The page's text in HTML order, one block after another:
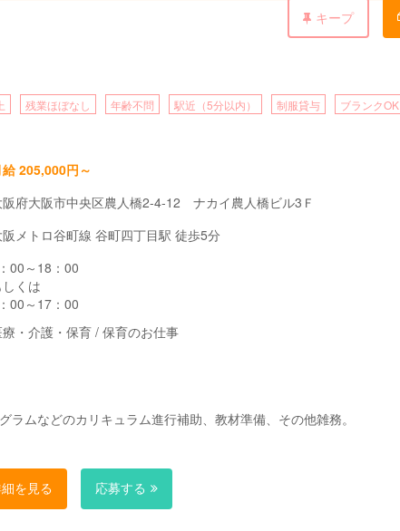
キープ
残業ほぼなし 年齢不問 駅近（5分以内） 制服貸与
ブランクOK
給 205,000円～
阪府大阪市中央区農人橋2-4-12 ナカイ農人橋ビル3Ｆ
阪メトロ谷町線 谷町四丁目駅 徒歩5分
00～18：00
しくは
00～17：00
療・介護・保育 / 保育のお仕事
ムなどのカリキュラム進行補助、教材準備、その他雑務。
を見る 応募する